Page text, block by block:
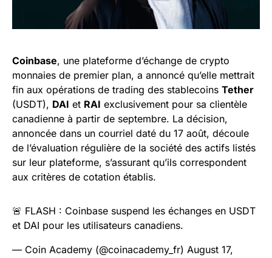
Coinbase, une plateforme d’échange de crypto
monnaies de premier plan, a annoncé qu’elle mettrait
fin aux opérations de trading des stablecoins Tether
(USDT), DAI et RAI exclusivement pour sa clientèle
canadienne à partir de septembre. La décision,
annoncée dans un courriel daté du 17 août, découle
de l’évaluation régulière de la société des actifs listés
sur leur plateforme, s’assurant qu’ils correspondent
aux critères de cotation établis.
🚨 FLASH : Coinbase suspend les échanges en USDT
et DAI pour les utilisateurs canadiens.
— Coin Academy (@coinacademy_fr) August 17,